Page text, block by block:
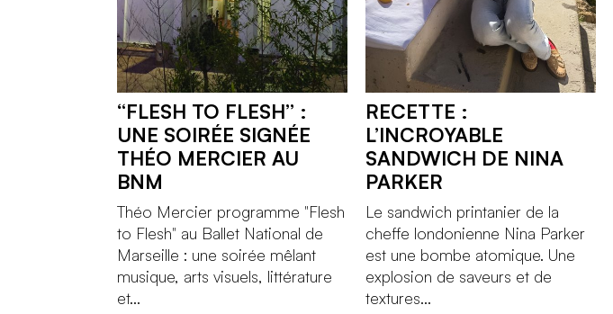
“FLESH TO FLESH” :
UNE SOIRÉE SIGNÉE
THÉO MERCIER AU
BNM
Théo Mercier programme "Flesh
to Flesh" au Ballet National de
Marseille : une soirée mêlant
musique, arts visuels, littérature
et...
RECETTE :
L’INCROYABLE
SANDWICH DE NINA
PARKER
Le sandwich printanier de la
cheffe londonienne Nina Parker
est une bombe atomique. Une
explosion de saveurs et de
textures...